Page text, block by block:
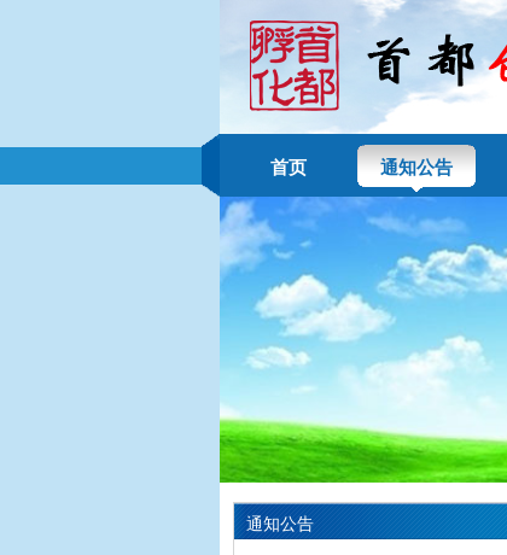
首页 通知公告
通知公告